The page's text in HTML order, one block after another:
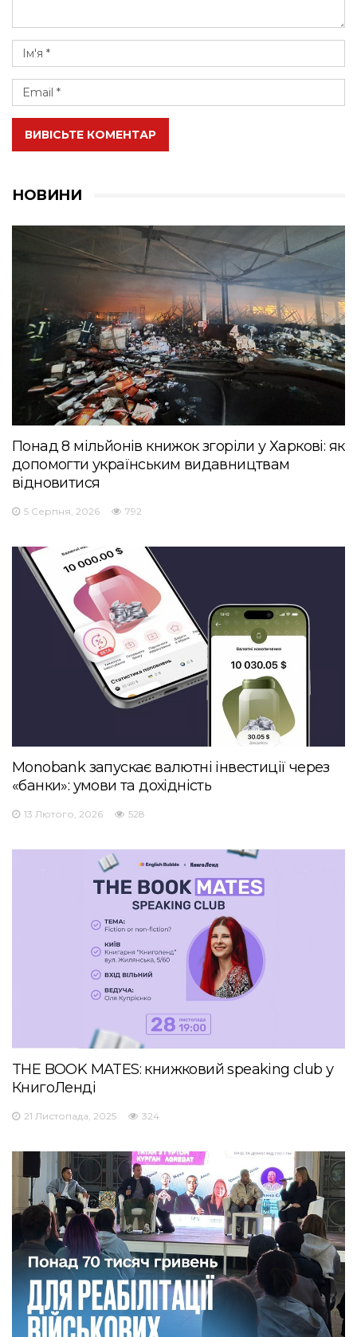
ВИВІСЬТЕ КОМЕНТАР
НОВИНИ
Понад 8 мільйонів книжок згоріли у Харкові: як
допомогти українським видавництвам
відновитися
5 Серпня, 2026 792
Monobank запускає валютні інвестиції через
«банки»: умови та дохідність
13 Лютого, 2026 528
THE BOOK MATES: книжковий speaking club у
КнигоЛенді
21 Листопада, 2025 324